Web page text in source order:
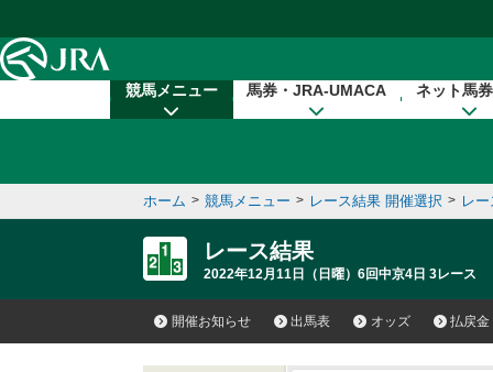
競馬メニュー 馬券・JRA-UMACA ネット馬
ホーム > 競馬メニュー > レース結果 開催選択 > レ
レース結果
2022年12月11日（日曜）6回中京4日 3レース
開催お知らせ 出馬表 オッズ 払戻金